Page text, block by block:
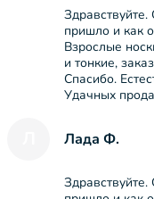
пришло и как
Взрослые
и тонкие,
Спасибо.
Удачных
Лада Ф.